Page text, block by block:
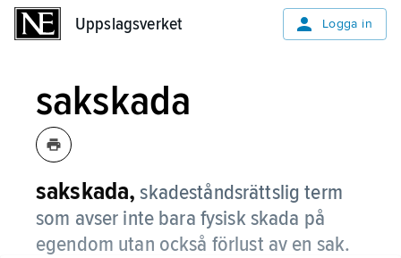
Uppslagsverket Logga in
sakskada
sakskada, skadeståndsrättslig term
som avser inte bara fysisk skada på
egendom utan också förlust av en sak.